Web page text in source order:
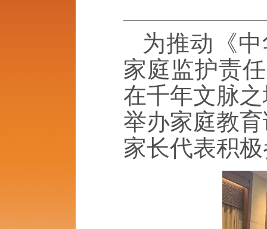
为推动《
家庭监护责
在千年文脉
举办家庭教
家长代表积